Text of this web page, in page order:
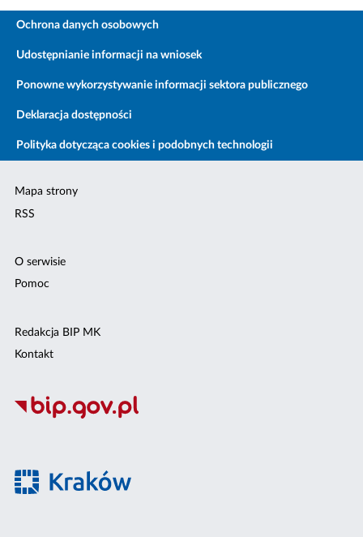
Ochrona danych osobowych
Udostępnianie informacji na wniosek
Ponowne wykorzystywanie informacji sektora publicznego
Deklaracja dostępności
Polityka dotycząca cookies i podobnych technologii
Mapa strony
RSS
O serwisie
Pomoc
Redakcja BIP MK
Kontakt